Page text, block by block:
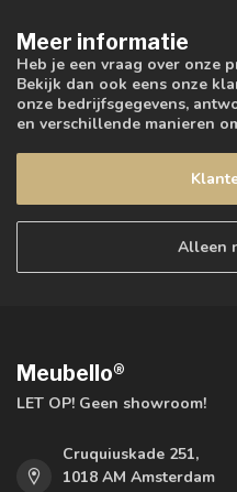
Meer informatie
Heb je een vraag over onze
Bekijk dan ook eens onze
onze bedrijfsgegevens,
en verschillende manieren
Alleen
Meubello®
LET OP! Geen showroom!
Cruquiuskade 251,
1018 AM Amsterdam